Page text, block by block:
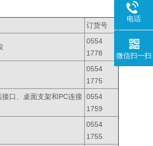
订货号
0554
1778
0554
1775
口、桌面支架和PC连接 0554
1759
0554
1755
电话
微信扫一扫